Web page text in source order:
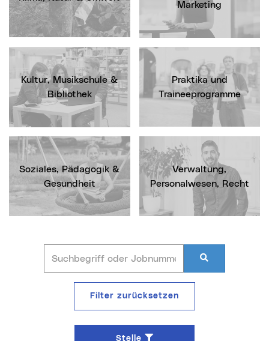
Marketing
Kultur, Musikschule &
Bibliothek
Praktika und
Traineeprogramme
Soziales, Pädagogik &
Gesundheit
Verwaltung,
Personalwesen, Recht
Suchbegriff oder Jobnummer
finden
Filter zurücksetzen
Stelle